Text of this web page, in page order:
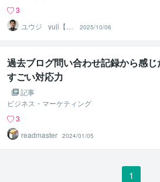
3
ユウジ_ yuji【心
理学で悩みを解
決】
2025/10/06
過去ブログ問い合わせ記録から感じ
すごい対応力
記事
ビジネス・マーケティング
3
readmaster 2024/01/05
1